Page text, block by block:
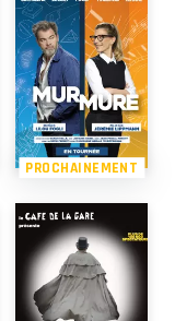
PROCHAINEMENT